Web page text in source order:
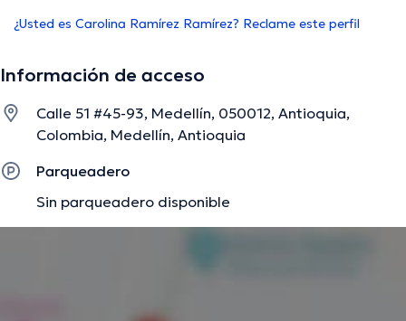
¿Usted es Carolina Ramírez Ramírez? Reclame este perfil
Información de acceso
Calle 51 #45-93, Medellín, 050012, Antioquia,
Colombia, Medellín, Antioquia
Parqueadero
Sin parqueadero disponible